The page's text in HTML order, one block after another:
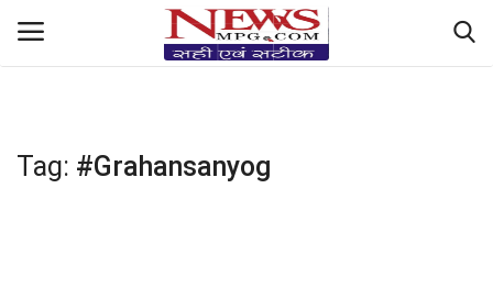
https://hindi-fonts.com/fonts/mangal-boldhttps://hindi-
fonts.com/fonts/mangal-bold
देश-दुनिया रिपोर्ट
Tag: #Grahansanyog